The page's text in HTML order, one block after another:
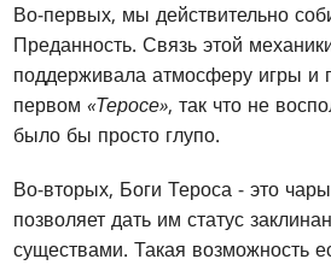
Во-первых, мы действительно
Преданность. Связь этой
поддерживала атмосферу игры и
первом«Теросе», так что не
было бы просто глупо.
Во-вторых, Боги Тероса - это
позволяет дать им статус
существами. Такая возможность